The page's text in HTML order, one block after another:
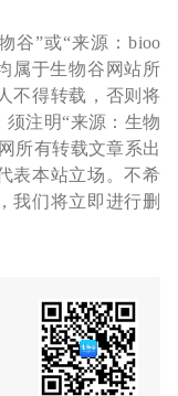
谷”或“来源：bioo
属于生物谷网站所
不得转载，否则将
注明“来源：生物
所有转载文章系出
表本站立场。不希
我们将立即进行删